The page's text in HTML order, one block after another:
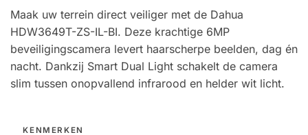
Maak uw terrein direct veiliger met de Dahua
HDW3649T-ZS-IL-BI. Deze krachtige 6MP
beveiligingscamera levert haarscherpe beelden, dag én
nacht. Dankzij Smart Dual Light schakelt de camera
slim tussen onopvallend infrarood en helder wit licht.
KENMERKEN